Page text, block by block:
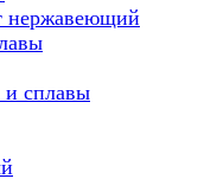
нержавеющий
и сплавы